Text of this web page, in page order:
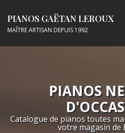
PIANOS GAËTAN LEROUX
MAÎTRE ARTISAN DEPUIS 1992
PIANOS
Catalogue de pianos toutes
votre magasin de